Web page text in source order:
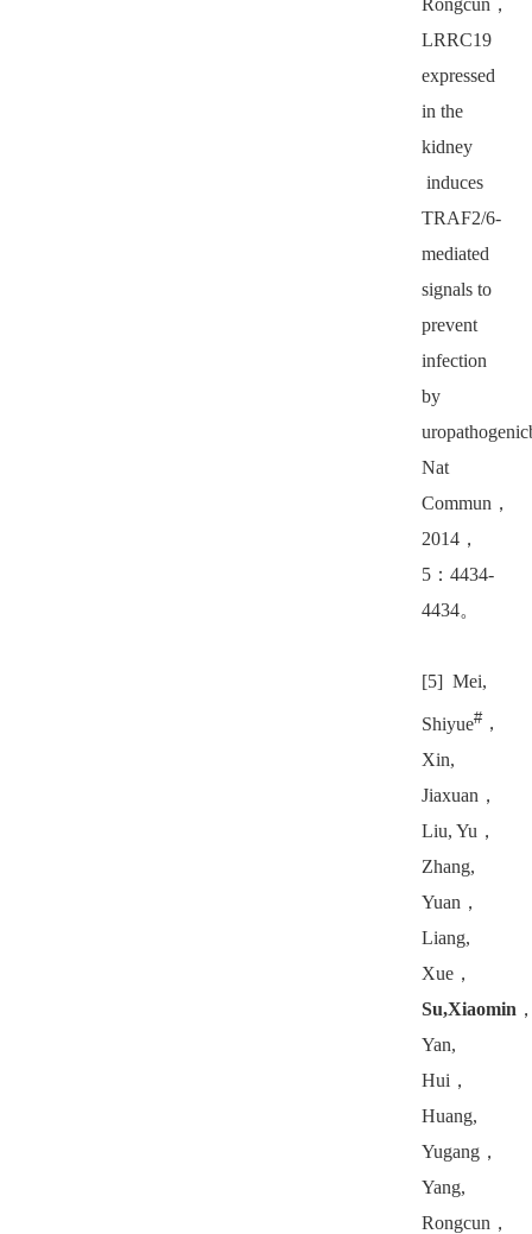
Rongcun ，
LRRC19
expressed
in the
kidney
induces
TRAF2/6-
mediated
signals to
prevent
infection
by
Nat
Commun ，
2014 ，
5 ： 4434-
4434。
[5] Mei,
Shiyue# ，
Xin,
Jiaxuan ，
Liu, Yu ，
Zhang,
Yuan ，
Liang,
Xue ，
Su,Xiaomin
Yan,
Hui ，
Huang,
Yugang ，
Yang,
Rongcun ，